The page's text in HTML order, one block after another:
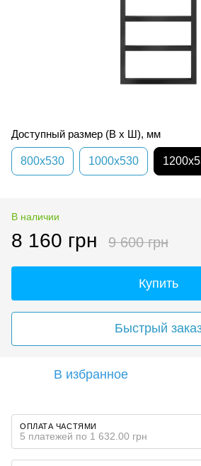
Доступный размер (В х Ш), мм
800x530 1000x530
В наличии
8 160 грн 9 600 грн
Купить
Быстрый
В избранное
ОПЛАТА ЧАСТЯМИ
5 платежей по 1 632.00 грн